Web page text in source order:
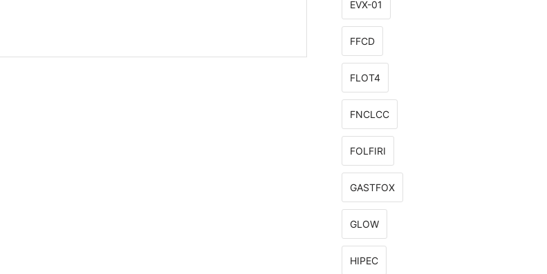
EVX-01
FFCD
FLOT4
FNCLCC
FOLFIRI
GASTFOX
GLOW
HIPEC